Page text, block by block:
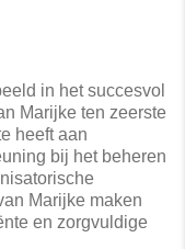
in het succesvol
Marijke ten zeerste
heeft aan
bij het beheren
Marijke maken
en zorgvuldige